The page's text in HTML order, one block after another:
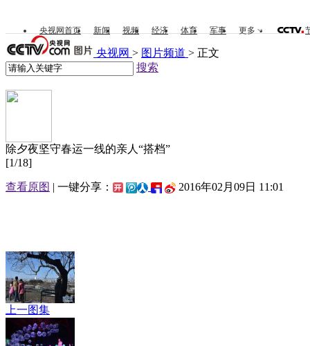
央视网首页 新闻 视频 经济 体育 军事 更多
央视网 > 图片频道 > 正文
搜索
除夕夜坚守春运一线的亲人“搭档”
[1/18]
查看原图 | 一键分享： 2016年02月09日 11:01
上一图集